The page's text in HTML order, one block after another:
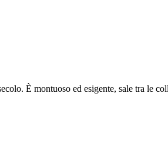
È montuoso ed esigente, sale tra le